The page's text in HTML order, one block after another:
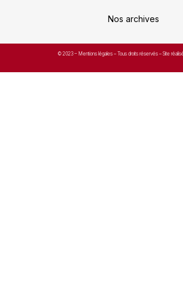
Nos archives
© 2023 – Mentions légales – Tous droits réservés – Site